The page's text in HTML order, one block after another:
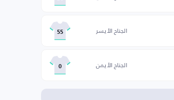
الجناح الأيسر 55
الجناح الأيمن 0